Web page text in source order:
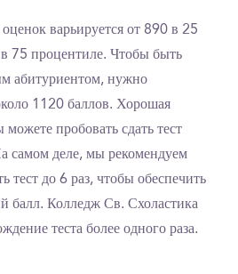
варьируется от 890 в 25
75 процентиле. Чтобы быть
абитуриентом, нужно
1120 баллов. Хорошая
пробовать сдать тест
самом деле, мы рекомендуем
тест до 6 раз, чтобы обеспечить
балл. Колледж Св. Схоластика
теста более одного раза.